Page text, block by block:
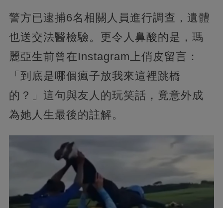
警方已逮捕6名相關人員進行調查，遺體
也送交法醫檢驗。更令人鼻酸的是，瑪
麗亞生前曾在Instagram上俏皮留言：
「到底是哪個瘋子放我來這裡跳橋
的？」這句與友人的玩笑話，竟意外成
為她人生最後的註解。